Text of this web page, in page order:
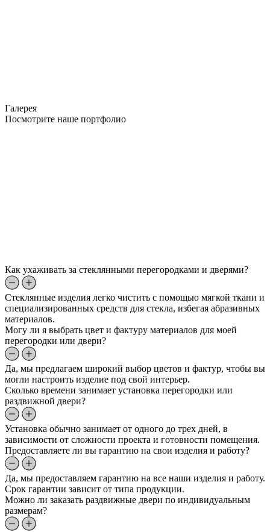
Галерея
Посмотрите наше портфолио
Как ухаживать за стеклянными перегородками и дверями?
Стеклянные изделия легко чистить с помощью мягкой ткани и
специализированных средств для стекла, избегая абразивных
материалов.
Могу ли я выбрать цвет и фактуру материалов для моей
перегородки или двери?
Да, мы предлагаем широкий выбор цветов и фактур, чтобы вы
могли настроить изделие под свой интерьер.
Сколько времени занимает установка перегородки или
раздвижной двери?
Установка обычно занимает от одного до трех дней, в
зависимости от сложности проекта и готовности помещения.
Предоставляете ли вы гарантию на свои изделия и работу?
Да, мы предоставляем гарантию на все наши изделия и работу.
Срок гарантии зависит от типа продукции.
Можно ли заказать раздвижные двери по индивидуальным
размерам?